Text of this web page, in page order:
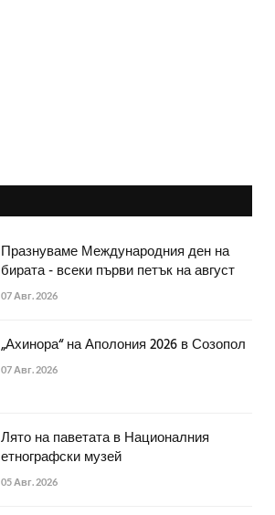
Празнуваме Международния ден на
бирата - всеки първи петък на август
07 Авг. 2026
„Ахинора“ на Аполония 2026 в Созопол
07 Авг. 2026
Лято на паветата в Националния
етнографски музей
05 Авг. 2026